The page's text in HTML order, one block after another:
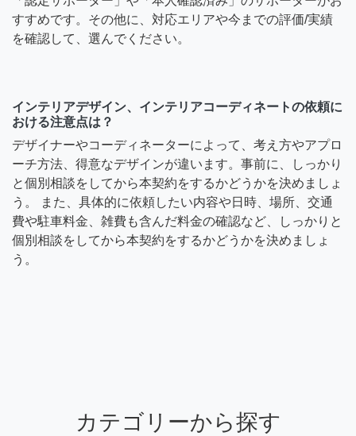
すすめです。その他に、対応エリアや今までの評価/実績
を確認して、選んでください。
インテリアデザイン、インテリアコーディネートの依頼に
おける注意点は？
デザイナーやコーディネーターによって、考え方やアプロ
ーチ方法、得意なデザインが違います。事前に、しっかり
と個別相談をしてから本契約をするかどうかを決めましょ
う。 また、具体的に依頼したい内容や日時、場所、交通
費や駐車料金、雑費も含んだ料金の確認など、しっかりと
個別相談をしてから本契約をするかどうかを決めましょ
う。
カテゴリーから探す